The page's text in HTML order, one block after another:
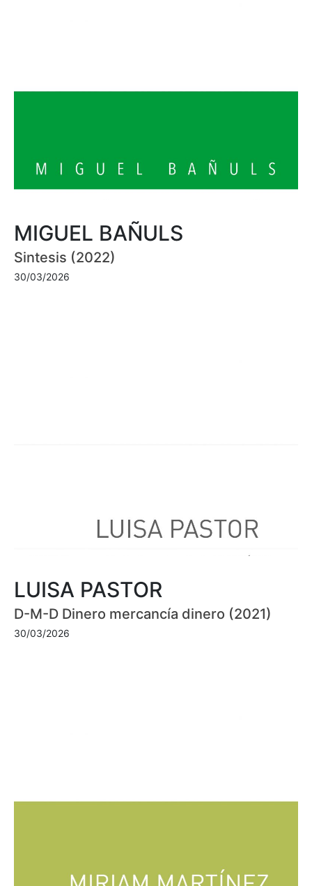
MIGUEL BAÑULS
Sintesis (2022)
30/03/2026
LUISA PASTOR
D-M-D Dinero mercancía dinero (2021)
30/03/2026